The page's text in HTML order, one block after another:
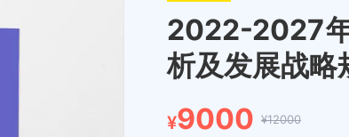
2022-2027
析及发展战略
¥9000 ¥12000